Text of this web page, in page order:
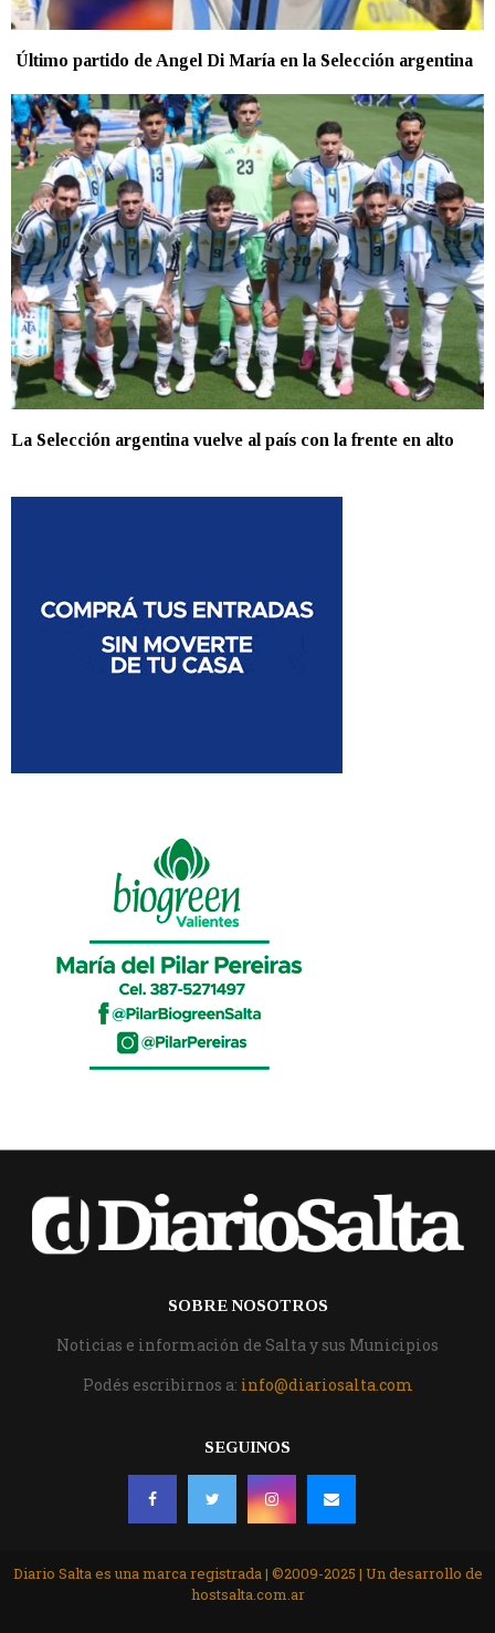
Último partido de Angel Di María en la Selección argentina
La Selección argentina vuelve al país con la frente en alto
SOBRE NOSOTROS
Noticias e información de Salta y sus Municipios
Podés escribirnos a: info@diariosalta.com
SEGUINOS
Diario Salta es una marca registrada | ©2009-2025 | Un desarrollo de
hostsalta.com.ar